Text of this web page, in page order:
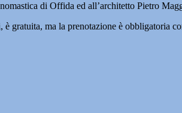
di Offida ed all’architetto Pietro
gratuita, ma la prenotazione è obbligatoria